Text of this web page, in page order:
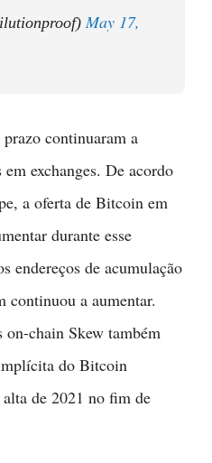
May 17,
continuaram a
exchanges. De acordo
a oferta de Bitcoin em
durante esse
endereços de acumulação
a aumentar.
on-chain Skew também
do Bitcoin
de 2021 no fim de